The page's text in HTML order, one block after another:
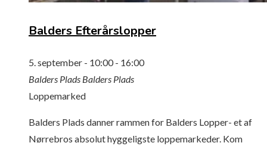
Balders Efterårslopper
5. september - 10:00- 16:00
Balders Plads Balders Plads
Loppemarked
Balders Plads danner rammen for Balders Lopper- et af
Nørrebros absolut hyggeligste loppemarkeder. Kom